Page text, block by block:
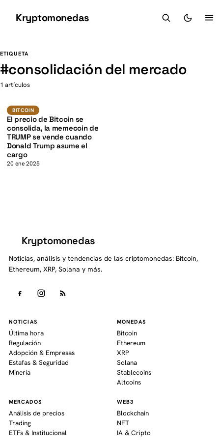
Kryptomonedas
ETIQUETA
#consolidación del mercado
1 artículos
BITCOIN BTC
K
BITCOIN
El precio de Bitcoin se
consolida, la memecoin de
TRUMP se vende cuando
Donald Trump asume el
cargo
20 ene 2025
Kryptomonedas
Noticias, análisis y tendencias de las criptomonedas: Bitcoin,
Ethereum, XRP, Solana y más.
NOTICIAS
Última hora
Regulación
Adopción & Empresas
Estafas & Seguridad
Minería
MONEDAS
Bitcoin
Ethereum
XRP
Solana
Stablecoins
Altcoins
MERCADOS
Análisis de precios
Trading
ETFs & Institucional
WEB3
Blockchain
NFT
IA & Cripto